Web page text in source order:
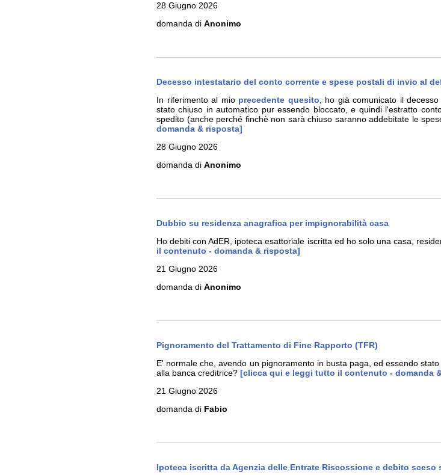
28 Giugno 2026
domanda di Anonimo
Decesso intestatario del conto corrente e spese postali di invio al
In riferimento al mio precedente quesito , ho già comunicato il
stato chiuso in automatico pur essendo bloccato, e quindi l'estratto
spedito (anche perché finchè non sarà chiuso saranno addebitate le
domanda & risposta]
28 Giugno 2026
domanda di Anonimo
Dubbio su residenza anagrafica per impignorabilità casa
Ho debiti con AdER, ipoteca esattoriale iscritta ed ho solo una casa,
il contenuto - domanda & risposta]
21 Giugno 2026
domanda di Anonimo
Pignoramento del Trattamento di Fine Rapporto (TFR)
E' normale che, avendo un pignoramento in busta paga, ed essendo
alla banca creditrice? [clicca qui e leggi tutto il contenuto - domanda
21 Giugno 2026
domanda di Fabio
Ipoteca iscritta da Agenzia delle Entrate Riscossione e debito sceso